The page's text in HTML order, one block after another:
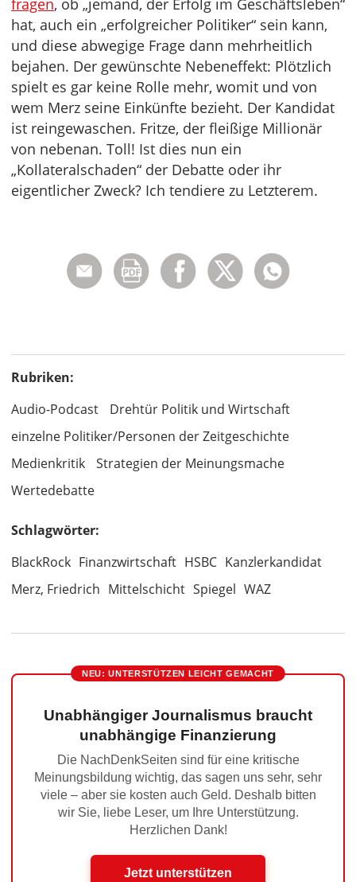
fragen, ob „jemand, der Erfolg im Geschäftsleben“
hat, auch ein „erfolgreicher Politiker“ sein kann,
und diese abwegige Frage dann mehrheitlich
bejahen. Der gewünschte Nebeneffekt: Plötzlich
spielt es gar keine Rolle mehr, womit und von
wem Merz seine Einkünfte bezieht. Der Kandidat
ist reingewaschen. Fritze, der fleißige Millionär
von nebenan. Toll! Ist dies nun ein
„Kollateralschaden“ der Debatte oder ihr
eigentlicher Zweck? Ich tendiere zu Letzterem.
Rubriken:
Audio-Podcast
Drehtür Politik und Wirtschaft
einzelne Politiker/Personen der Zeitgeschichte
Medienkritik
Strategien der Meinungsmache
Wertedebatte
Schlagwörter:
BlackRock Finanzwirtschaft HSBC Kanzlerkandidat
Merz, Friedrich Mittelschicht Spiegel WAZ
NEU: UNTERSTÜTZEN LEICHT GEMACHT
Unabhängiger Journalismus braucht
unabhängige Finanzierung
Die NachDenkSeiten sind für eine kritische
Meinungsbildung wichtig, das sagen uns sehr, sehr
viele – aber sie kosten auch Geld. Deshalb bitten
wir Sie, liebe Leser, um Ihre Unterstützung.
Herzlichen Dank!
Jetzt unterstützen